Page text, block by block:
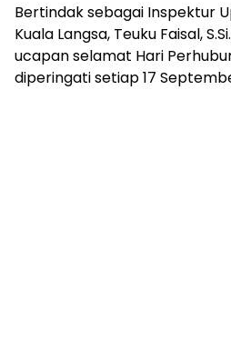
Bertindak sebagai Inspektur
Kuala Langsa, Teuku Faisal,
ucapan selamat Hari
diperingati setiap 17